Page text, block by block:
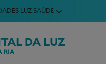
LUZ SAÚDE
Clínica da Ria